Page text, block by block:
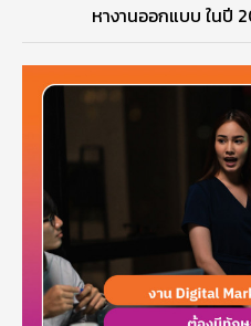
หางานออกแบบ ในปี